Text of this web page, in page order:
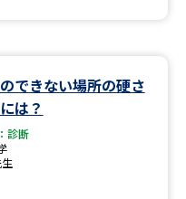
問分野解説
ナビライブ
できない場所の硬さ
は？
診断